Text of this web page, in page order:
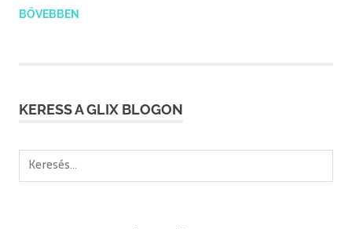
BŐVEBBEN
KERESS A GLIX BLOGON
Keresés: